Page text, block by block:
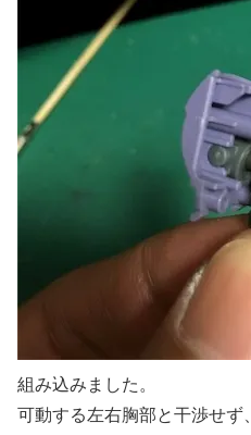
組み込みました。
可動する左右胸部と干渉せず